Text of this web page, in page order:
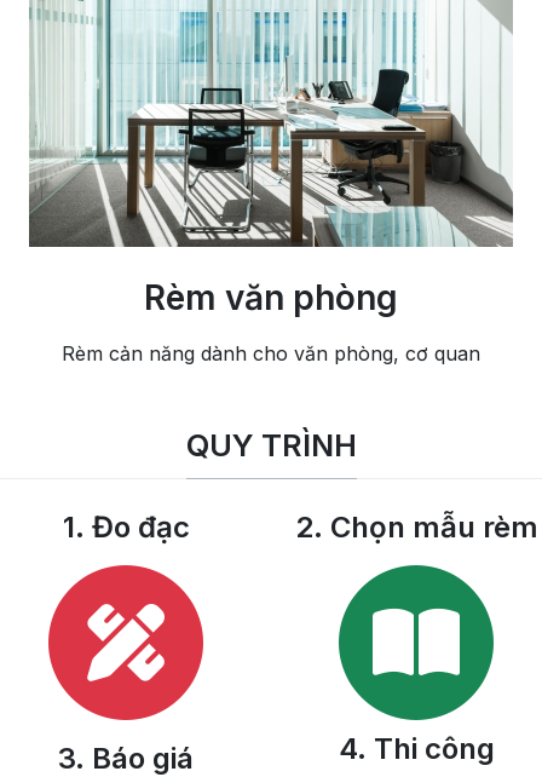
Rèm văn phòng
Rèm cản năng dành cho văn phòng, cơ quan
QUY TRÌNH
1. Đo đạc 2. Chọn mẫu rèm
3. Báo giá 4. Thi công